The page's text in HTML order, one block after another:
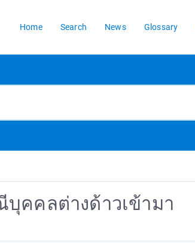
Home Search News Glossary
คคลต่างด้าวเข้ามา